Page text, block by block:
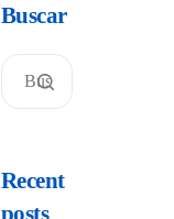
Buscar
Recent
posts